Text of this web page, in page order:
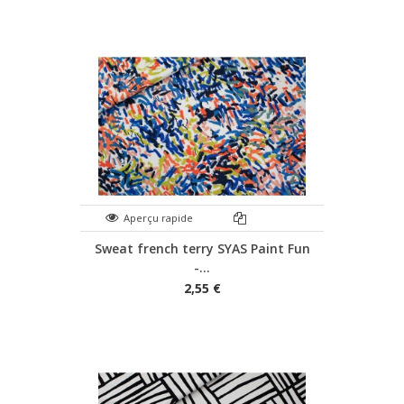
Aperçu rapide
Sweat french terry SYAS Paint Fun
-...
2,55 €